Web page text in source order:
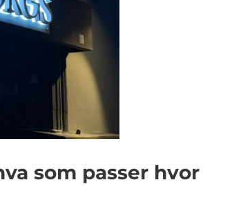
som passer hvor